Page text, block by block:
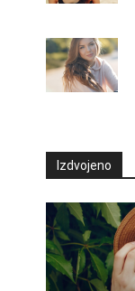
Izdvojeno